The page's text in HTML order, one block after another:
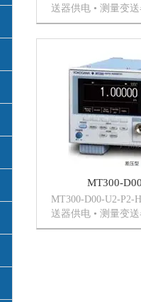
送器供电 • 测量变
或4 ~ 20mA) • 内置
ON/OFF切换。 选
MT300-
MT300-D00-U2-P2-
送器供电 • 测量变
或4 ~ 20mA) • 内置